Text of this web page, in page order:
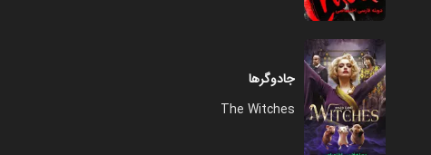
جادوگرها
The Witches